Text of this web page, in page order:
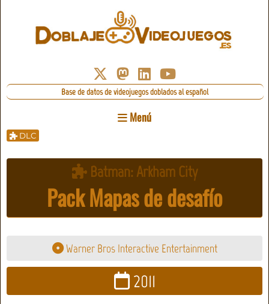
Base de datos de videojuegos doblados al español
Menú
DLC
Batman: Arkham City
Pack Mapas de desafío
Warner Bros Interactive Entertainment
2011